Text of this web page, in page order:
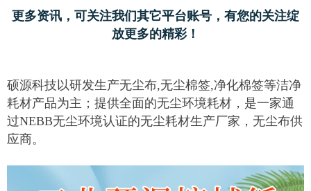
更多资讯，可关注我们其它平台账号，有您的关注绽
放更多的精彩！
硕源科技以研发生产无尘布,无尘棉签,净化棉签等洁净
耗材产品为主；提供全面的无尘环境耗材，是一家通
过NEBB无尘环境认证的无尘耗材生产厂家，无尘布供
应商。